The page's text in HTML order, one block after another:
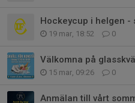
Hockeycup i helgen -
19 mar, 18:52 0
Välkomna på
15 mar, 09:26 0
Anmälan till vårt